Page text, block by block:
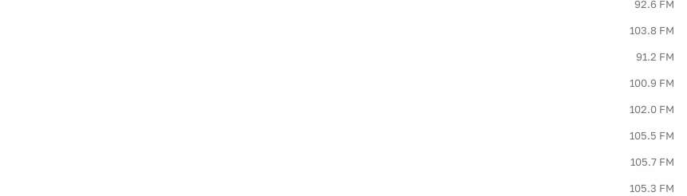
92.6 FM
103.8 FM
91.2 FM
100.9 FM
102.0 FM
105.5 FM
105.7 FM
105.3 FM